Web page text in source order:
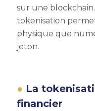
sur une
tokenisation
physique que
jeton.
La
financier